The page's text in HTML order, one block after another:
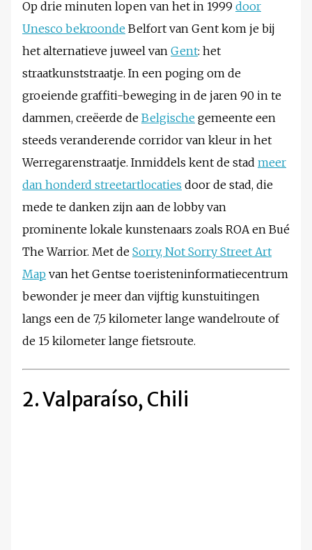
Op drie minuten lopen van het in 1999 door
Unesco bekroonde Belfort van Gent kom je bij
het alternatieve juweel van Gent: het
straatkunststraatje. In een poging om de
groeiende graffiti-beweging in de jaren 90 in te
dammen, creëerde de Belgische gemeente een
steeds veranderende corridor van kleur in het
Werregarenstraatje. Inmiddels kent de stad meer
dan honderd streetartlocaties door de stad, die
mede te danken zijn aan de lobby van
prominente lokale kunstenaars zoals ROA en Bué
The Warrior. Met de Sorry, Not Sorry Street Art
Map van het Gentse toeristeninformatiecentrum
bewonder je meer dan vijftig kunstuitingen
langs een de 7,5 kilometer lange wandelroute of
de 15 kilometer lange fietsroute.
2. Valparaíso, Chili